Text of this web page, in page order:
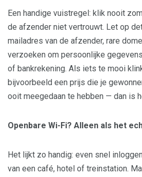
Een handige vuistregel: klik nooit
de afzender niet vertrouwt. Let op
mailadres van de afzender, rare
verzoeken om persoonlijke
of bankrekening. Als iets te mooi
bijvoorbeeld een prijs die je
ooit meegedaan te hebben — dan is
Openbare Wi-Fi? Alleen als het
Het lijkt zo handig: even snel
van een café, hotel of treinstation.